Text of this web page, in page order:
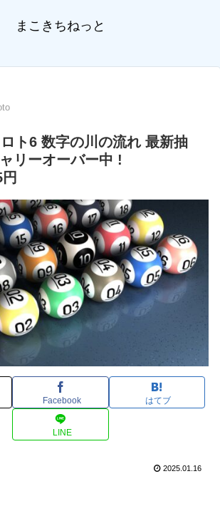
まこきちねっと
ト6 数字の川の流れ 最新抽
リーオーバー中 !
Facebook はてブ
LINE
2025.01.16